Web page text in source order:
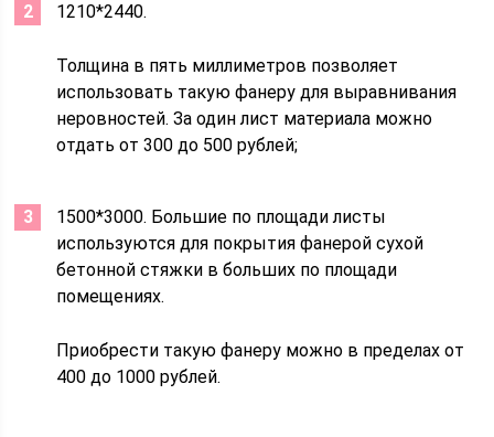
1210*2440.
Толщина в пять миллиметров позволяет
использовать такую фанеру для выравнивания
неровностей. За один лист материала можно
отдать от 300 до 500 рублей;
1500*3000. Большие по площади листы
используются для покрытия фанерой сухой
бетонной стяжки в больших по площади
помещениях.
Приобрести такую фанеру можно в пределах от
400 до 1000 рублей.